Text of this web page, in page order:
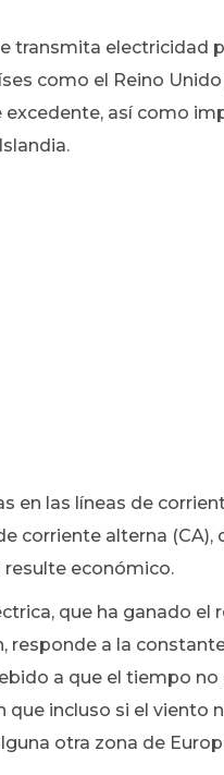
transmita electricidad
como el Reino
así como
en las líneas de
corriente alterna
resulte económico.
que ha ganado
responde a la
a que el tiempo
que incluso si el viento
otra zona de